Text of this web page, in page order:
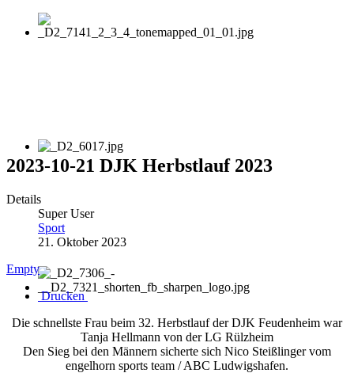
2023-10-21 DJK Herbstlauf 2023
Details
Super User
Sport
21. Oktober 2023
Empty
Drucken
Die schnellste Frau beim 32. Herbstlauf der DJK Feudenheim war
Tanja Hellmann von der LG Rülzheim
Den Sieg bei den Männern sicherte sich Nico Steißlinger vom
engelhorn sports team / ABC Ludwigshafen.